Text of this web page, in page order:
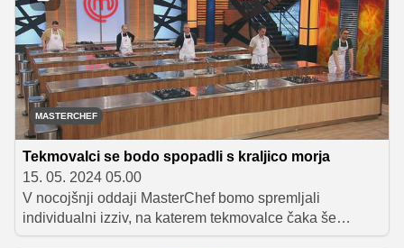
polento, v drugem delu pa je pripravil klasično francosko
jed, crepes Suzette.
MASTERCHEF
Tekmovalci se bodo spopadli s kraljico morja
15. 05. 2024 05.00
V nocojšnji oddaji MasterChef bomo spremljali
individualni izziv, na katerem tekmovalce čaka še
posebej zahtevna naloga, saj se bodo morali spopasti s